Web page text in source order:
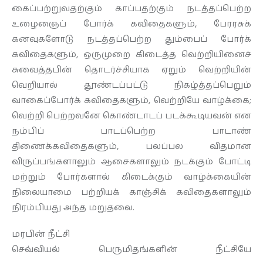
கைப்பற்றுவதற்கும் காப்பதற்கும் நடத்தப்பெற்ற
உழைஞைப் போர்க் கவிதைகளும், பேரரசுக்
கனவுகளோடு நடத்தப்பெற்ற தும்பைப் போர்க்
கவிதைகளும், ஒருமுறை கிடைத்த வெற்றியினைச்
சுவைத்தபின் தொடர்ச்சியாக ஏறும் வெற்றியின்
வெறியால் தூண்டப்பட்டு நிகழ்த்தப்பெறும்
வாகைப்போர்க் கவிதைகளும், வெற்றியே வாழ்க்கை;
வெற்றி பெற்றவனே கொண்டாடப் படக்கூடியவன் என
நம்பிப் பாடப்பெற்ற பாடாண்
திணைக்கவிதைகளும், பலப்பல விதமான
விருப்பங்களாலும் ஆசைகளாலும் நடக்கும் போட்டி
மற்றும் போர்களால் கிடைக்கும் வாழ்க்கையின்
நிலையாமை பற்றியக் காஞ்சிக் கவிதைகளாலும்
நிரம்பியது அந்த மறுதலை.
மரபின் நீட்சி
செவ்வியல் பெருமிதங்களின் நீட்சியே